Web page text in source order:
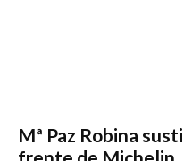
Mª Paz Robina